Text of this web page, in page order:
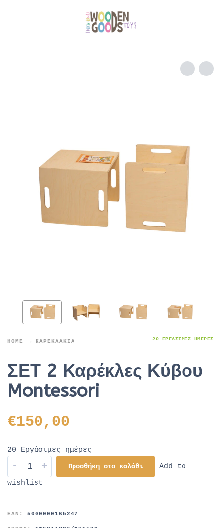
HOME ΚΑΡΕΚΛΆΚΙΑ 20 ΕΡΓΆΣΙΜΕΣ ΗΜΈΡΕΣ
ΣΕΤ 2 Καρέκλες Κύβου
Montessori
€150,00
20 Εργάσιμες ημέρες
- + Προσθήκη στο καλάθι
Add to
wishlist
EAN: 5000000165247